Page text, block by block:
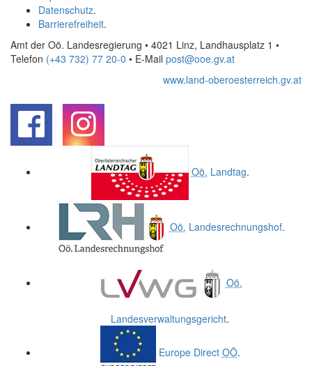
Datenschutz.
Barrierefreiheit.
Amt der Oö. Landesregierung • 4021 Linz, Landhausplatz 1 •
Telefon (+43 732) 77 20-0 • E-Mail post@ooe.gv.at
www.land-oberoesterreich.gv.at
Oö. Landtag.
Oö. Landesrechnungshof.
Oö.
Landesverwaltungsgericht.
Europe Direct OÖ.